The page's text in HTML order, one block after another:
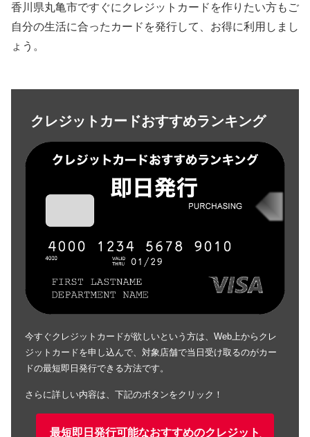
香川県丸亀市ですぐにクレジットカードを作りたい方もご
自分の生活に合ったカードを発行して、お得に利用しまし
ょう。
クレジットカードおすすめランキング
今すぐクレジットカードが欲しいという方は、Web上からクレ
ジットカードを申し込んで、対象店舗で当日受け取るのがカー
ドの最短即日発行できる方法です。
さらに詳しい内容は、下記のボタンをクリック！
最短即日発行可能なおすすめのクレジット